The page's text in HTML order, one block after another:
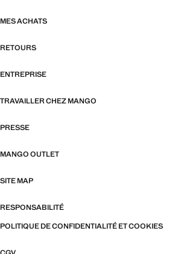
MES ACHATS
RETOURS
ENTREPRISE
TRAVAILLER CHEZ MANGO
PRESSE
MANGO OUTLET
SITE MAP
RESPONSABILITÉ
POLITIQUE DE CONFIDENTIALITÉ ET COOKIES